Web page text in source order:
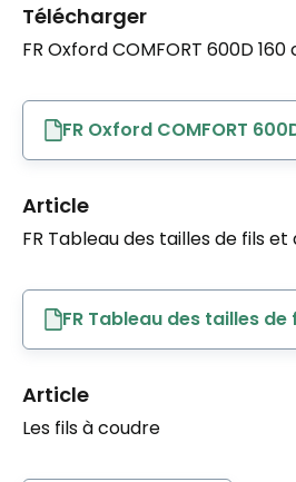
Télécharger
FR Oxford COMFORT 600D
FR Oxford COMFORT
Article
FR Tableau des tailles de fils et
FR Tableau des tailles
Article
Les fils à coudre